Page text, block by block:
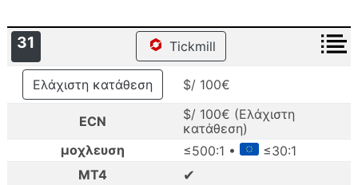
31 Tickmill
Ελάχιστη κατάθεση $/ 100€
ECN
$/ 100€ (Ελάχιστη
κατάθεση)
μοχλευση
≤500:1 •
≤30:1
MT4
✔